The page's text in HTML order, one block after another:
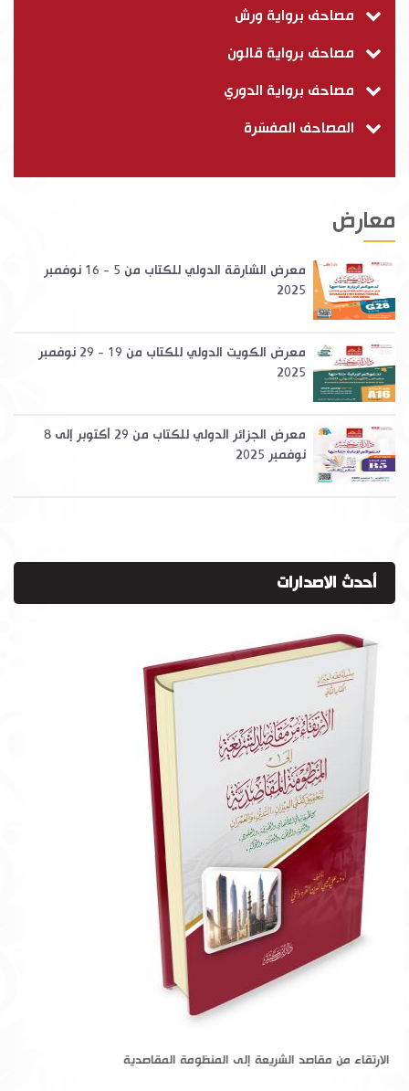
مصاحف برواية ورش
مصاحف برواية قالون
مصاحف برواية الدوري
المصاحف المفسّرة
معارض
معرض الشارقة الدولي للكتاب من 5 - 16 نوفمبر
2025
معرض الكويت الدولي للكتاب من 19 - 29 نوفمبر
2025
معرض الجزائر الدولي للكتاب من 29 أكتوبر إلى 8
نوفمبر 2025
أحدث الاصدارات
الارتقاء من مقاصد الشريعة إلى المنظومة المقاصدية